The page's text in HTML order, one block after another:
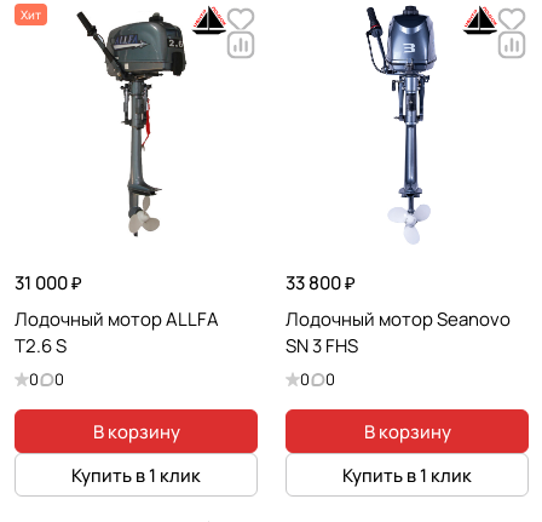
Хит
31 000 ₽
Лодочный мотор ALLFA
T2.6 S
0 0
В корзину
Купить в 1 клик
33 800 ₽
Лодочный мотор Seanovo
SN 3 FHS
0 0
В корзину
Купить в 1 клик